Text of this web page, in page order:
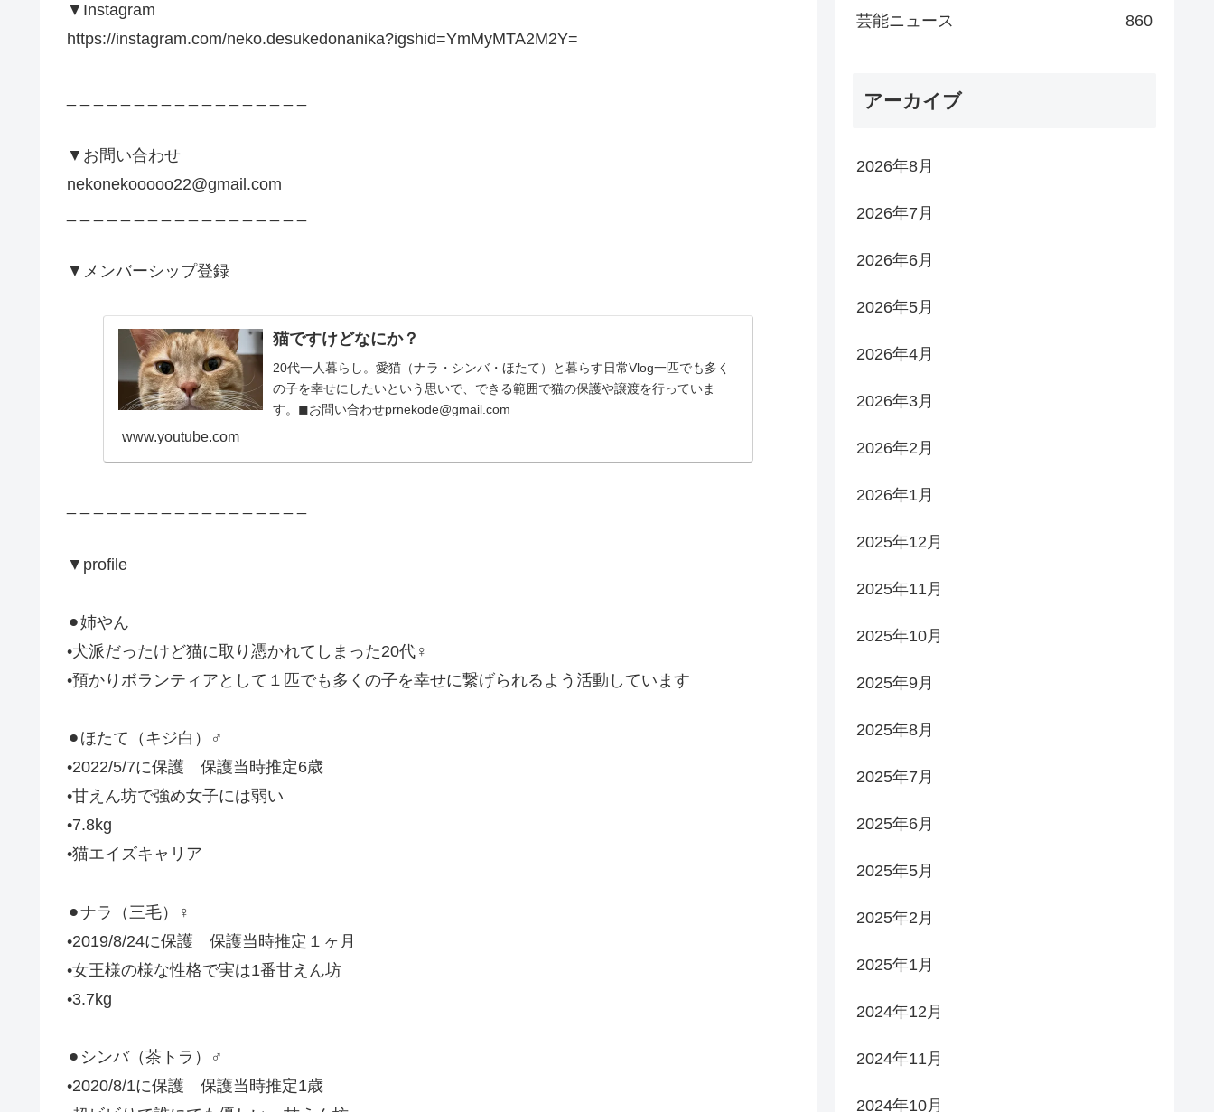
▼Instagram
https://instagram.com/neko.desukedonanika?igshid=YmMyMTA2M2Y=
▼お問い合わせ
nekonekooooo22@gmail.com
▼メンバーシップ登録
猫ですけどなにか？
20代一人暮らし。愛猫（ナラ・シンバ・ほたて）と暮らす日常Vlog一匹でも多く
の子を幸せにしたいという思いで、できる範囲で猫の保護や譲渡を行っていま
す。◼︎お問い合わせprnekode@gmail.com
www.youtube.com
▼profile
⚫︎姉やん
•犬派だったけど猫に取り憑かれてしまった20代♀
•預かりボランティアとして１匹でも多くの子を幸せに繋げられるよう活動しています
⚫︎ほたて（キジ白）♂
•2022/5/7に保護 保護当時推定6歳
•甘えん坊で強め女子には弱い
•7.8kg
•猫エイズキャリア
⚫︎ナラ（三毛）♀
•2019/8/24に保護 保護当時推定１ヶ月
•女王様の様な性格で実は1番甘えん坊
•3.7kg
⚫︎シンバ（茶トラ）♂
•2020/8/1に保護 保護当時推定1歳
芸能ニュース 860
アーカイブ
2026年8月
2026年7月
2026年6月
2026年5月
2026年4月
2026年3月
2026年2月
2026年1月
2025年12月
2025年11月
2025年10月
2025年9月
2025年8月
2025年7月
2025年6月
2025年5月
2025年2月
2025年1月
2024年12月
2024年11月
2024年10月